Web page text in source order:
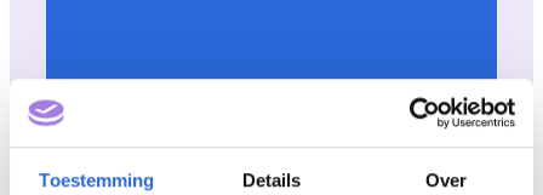
Toestemming Details Over